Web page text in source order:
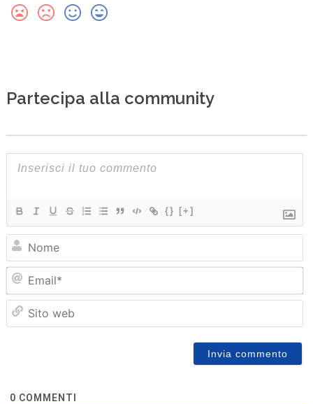
Partecipa alla community
{} [+]
0 COMMENTI